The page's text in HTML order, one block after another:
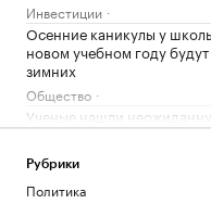
Инвестиции
Осенние каникулы у
новом учебном году
зимних
Общество
Ученые нашли
между кофе и здоровьем
Подписка на РБК
Рубрики
Политика